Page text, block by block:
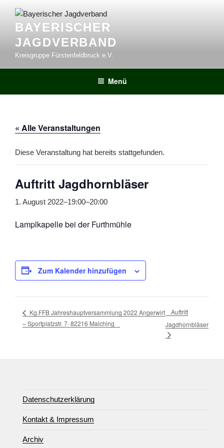
Inhalt
springenBAYERISCHER
JAGDVERBAND
Kreisgruppe Fürstenfeldbruck e.V.
Menü
« Alle Veranstaltungen
Diese Veranstaltung hat bereits stattgefunden.
Auftritt Jagdhornbläser
1. August 2022–19:00–20:00
Lamplkapelle bei der Furthmühle
Zum Kalender hinzufügen
Kg.FFB Jahreshauptversammlung 2022 Angerwirt
– Sportplatzstr. 7· 82216 Malching
Auftritt
Jagdhornbläser
Datenschutzerklärung
Kontakt & Impressum
Archiv